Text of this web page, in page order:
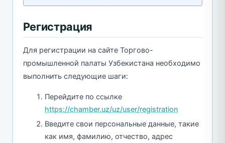
Регистрация
Для регистрации на сайте Торгово-
промышленной палаты Узбекистана необходимо
выполнить следующие шаги:
Перейдите по ссылке
https://chamber.uz/uz/user/registration
Введите свои персональные данные, такие
как имя, фамилию, отчество, адрес